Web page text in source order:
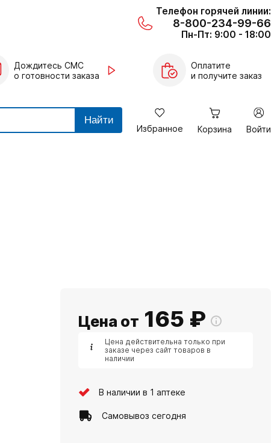
Телефон горячей линии:
8-800-234-99-66
Пн-Пт: 9:00 - 18:00
Дождитесь СМС
о готовности заказа
Оплатите
и получите заказ
Найти
Избранное Корзина Войти
Цена от 165 ₽
Цена действительна только при
заказе через сайт товаров в
наличии
В наличии в 1 аптеке
Самовывоз сегодня